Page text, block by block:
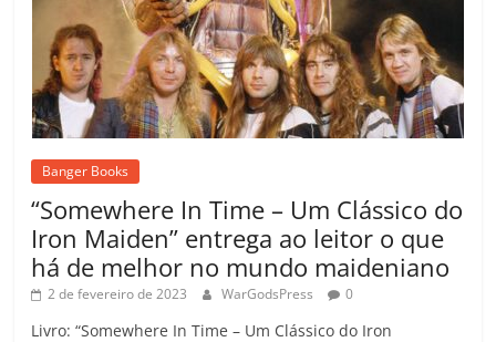
Banger Books
“Somewhere In Time – Um Clássico do
Iron Maiden” entrega ao leitor o que
há de melhor no mundo maideniano
2 de fevereiro de 2023 WarGodsPress 0
Livro: “Somewhere In Time – Um Clássico do Iron